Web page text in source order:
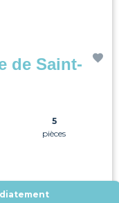
de Saint-
5
pièces